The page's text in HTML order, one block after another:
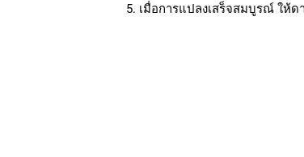
เมื่อการแปลงเสร็จสมบูรณ์ ให้